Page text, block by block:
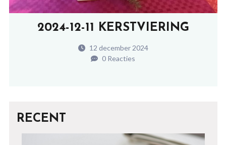
2024-12-11 KERSTVIERING
12 december 2024
0 Reacties
RECENT